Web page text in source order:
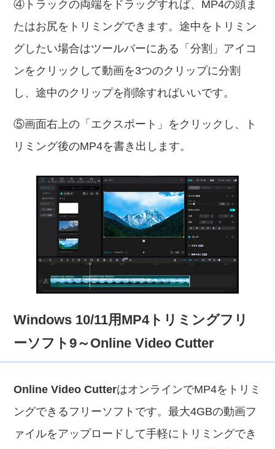
④トラックの両端をドラッグすれば、MP4の頭ま
たはお尻をトリミングできます。途中をトリミン
グしたい場合はツールバーにある「分割」アイコ
ンをクリックして動画を3つのクリップに分割
し、途中のクリップを削除すればいいです。
⑤画面右上の「エクスポート」をクリックし、ト
リミング後のMP4を書き出します。
Windows 10/11用MP4トリミングフリ
ーソフト9～Online Video Cutter
Online Video CutterはオンラインでMP4をトリミ
ングできるフリーソフトです。最大4GBの動画フ
ァイルをアップロードして手軽にトリミングでき